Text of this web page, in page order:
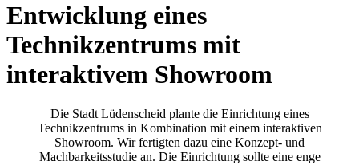
Entwicklung eines
Technikzentrums mit
interaktivem Showroom
Die Stadt Lüdenscheid plante die Einrichtung eines
Technikzentrums in Kombination mit einem interaktiven
Showroom. Wir fertigten dazu eine Konzept- und
Machbarkeitsstudie an. Die Einrichtung sollte eine enge